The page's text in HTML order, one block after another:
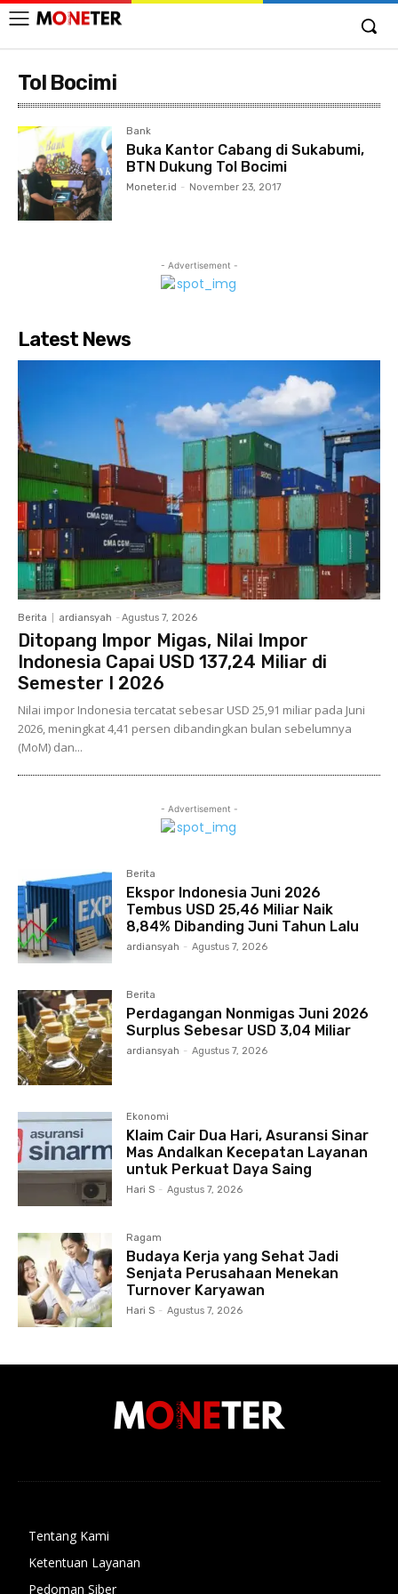
Tol Bocimi
Bank
Buka Kantor Cabang di Sukabumi,
BTN Dukung Tol Bocimi
Moneter.id - November 23, 2017
- Advertisement -
Latest News
Berita ardiansyah - Agustus 7, 2026
Ditopang Impor Migas, Nilai Impor
Indonesia Capai USD 137,24 Miliar di
Semester I 2026
Nilai impor Indonesia tercatat sebesar USD 25,91 miliar pada Juni
2026, meningkat 4,41 persen dibandingkan bulan sebelumnya
(MoM) dan...
- Advertisement -
Berita
Ekspor Indonesia Juni 2026
Tembus USD 25,46 Miliar Naik
8,84% Dibanding Juni Tahun Lalu
ardiansyah - Agustus 7, 2026
Berita
Perdagangan Nonmigas Juni 2026
Surplus Sebesar USD 3,04 Miliar
ardiansyah - Agustus 7, 2026
Ekonomi
Klaim Cair Dua Hari, Asuransi Sinar
Mas Andalkan Kecepatan Layanan
untuk Perkuat Daya Saing
Hari S - Agustus 7, 2026
Ragam
Budaya Kerja yang Sehat Jadi
Senjata Perusahaan Menekan
Turnover Karyawan
Hari S - Agustus 7, 2026
Tentang Kami
Ketentuan Layanan
Pedoman Siber